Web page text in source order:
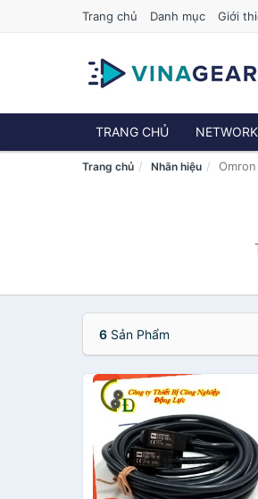
Trang chủ Danh mục Giới
TRANG CHỦ NETWORK
Trang chủ Nhãn hiệu Omron
6 Sản Phẩm